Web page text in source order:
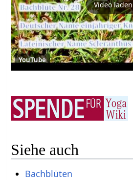
Video laden
YouTube
Siehe auch
Bachblüten